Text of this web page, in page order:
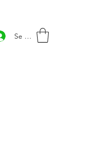
Se connecter